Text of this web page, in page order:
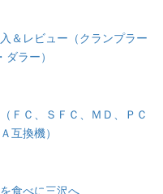
＆レビュー（クランプラー
ラー）
ＦＣ、ＳＦＣ、ＭＤ、ＰＣ
互換機）
食べに三沢へ